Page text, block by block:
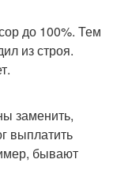
до 100%. Тем
из строя.
заменить,
выплатить
бывают